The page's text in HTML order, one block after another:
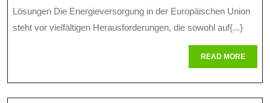
Die
Energieversorgung
Der
Lösungen Die Energieversorgung in der Europäischen Union
steht vor vielfältigen Herausforderungen, die sowohl auf{...}
READ MOREREAD
MORE